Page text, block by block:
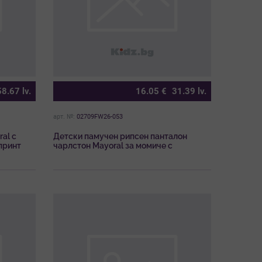
lv.
с
16.05 € 31.39 lv.
арт. №: 02709FW26-053
Детски памучен рипсен панталон
чарлстон Mayoral за момиче с